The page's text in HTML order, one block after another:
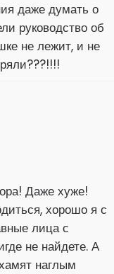
даже думать о
руководство об
не лежит, и не
Даже хуже!
хорошо я с
лица с
не найдете. А
наглым